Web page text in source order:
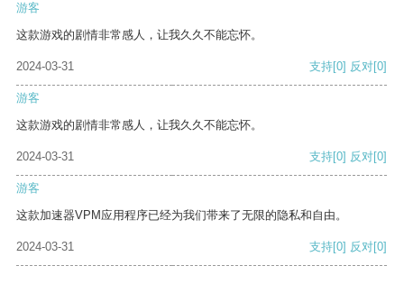
游客
这款游戏的剧情非常感人，让我久久不能忘怀。
2024-03-31 支持[0] 反对[0]
游客
这款游戏的剧情非常感人，让我久久不能忘怀。
2024-03-31 支持[0] 反对[0]
游客
这款加速器VPM应用程序已经为我们带来了无限的隐私和自由。
2024-03-31 支持[0] 反对[0]